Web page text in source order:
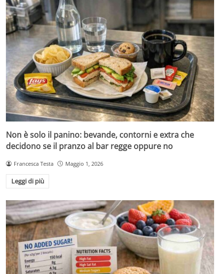
Non è solo il panino: bevande, contorni e extra che
decidono se il pranzo al bar regge oppure no
Francesca Testa Maggio 1, 2026
Leggi di più